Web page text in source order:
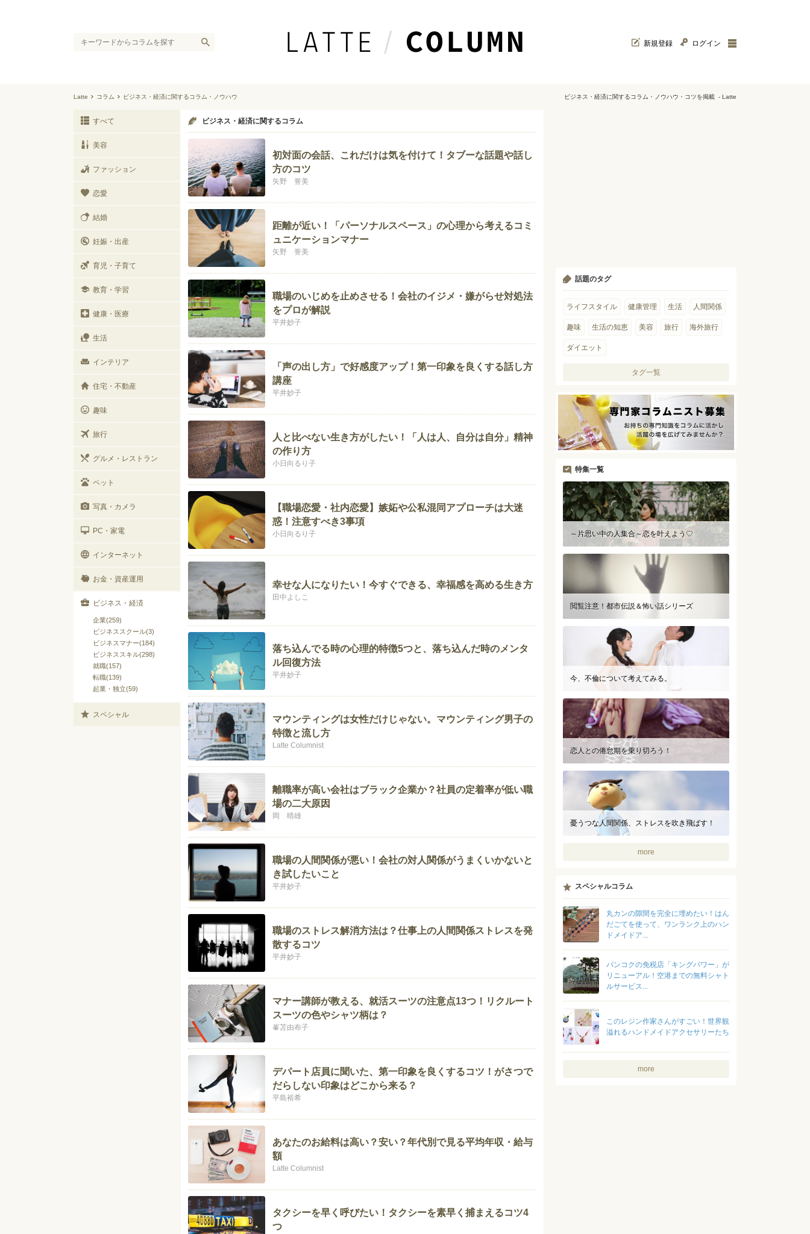
新規登録 ログイン
Latte コラム ビジネス・経済に関するコラム・ノウハウ ビジネス・経済に関するコラム・ノウハウ・コツを掲載 - Latte
すべて
美容
ファッション
恋愛
結婚
妊娠・出産
育児・子育て
教育・学習
健康・医療
生活
インテリア
住宅・不動産
趣味
旅行
グルメ・レストラン
ペット
写真・カメラ
PC・家電
インターネット
お金・資産運用
ビジネス・経済
企業(259)
ビジネススクール(3)
ビジネスマナー(184)
ビジネススキル(298)
就職(157)
転職(139)
起業・独立(59)
スペシャル
ビジネス・経済に関するコラム
初対面の会話、これだけは気を付けて！タブーな話題や話し
方のコツ
矢野 誉美
距離が近い！「パーソナルスペース」の心理から考えるコミ
ュニケーションマナー
矢野 誉美
職場のいじめを止めさせる！会社のイジメ・嫌がらせ対処法
をプロが解説
平井妙子
「声の出し方」で好感度アップ！第一印象を良くする話し方
講座
平井妙子
人と比べない生き方がしたい！「人は人、自分は自分」精神
の作り方
小日向るり子
【職場恋愛・社内恋愛】嫉妬や公私混同アプローチは大迷
惑！注意すべき3事項
小日向るり子
幸せな人になりたい！今すぐできる、幸福感を高める生き方
田中よしこ
落ち込んでる時の心理的特徴5つと、落ち込んだ時のメンタ
ル回復方法
平井妙子
マウンティングは女性だけじゃない。マウンティング男子の
特徴と流し方
Latte Columnist
離職率が高い会社はブラック企業か？社員の定着率が低い職
場の二大原因
岡 晴雄
職場の人間関係が悪い！会社の対人関係がうまくいかないと
き試したいこと
平井妙子
職場のストレス解消方法は？仕事上の人間関係ストレスを発
散するコツ
平井妙子
マナー講師が教える、就活スーツの注意点13つ！リクルート
スーツの色やシャツ柄は？
峯苫由布子
デパート店員に聞いた、第一印象を良くするコツ！がさつで
だらしない印象はどこから来る？
平島裕希
あなたのお給料は高い？安い？年代別で見る平均年収・給与
額
Latte Columnist
タクシーを早く呼びたい！タクシーを素早く捕まえるコツ4
つ
話題のタグ
ライフスタイル 健康管理 生活 人間関係
趣味 生活の知恵 美容 旅行 海外旅行
ダイエット
タグ一覧
特集一覧
～片思い中の人集合～恋を叶えよう♡
閲覧注意！都市伝説＆怖い話シリーズ
今、不倫について考えてみる。
恋人との倦怠期を乗り切ろう！
憂うつな人間関係、ストレスを吹き飛ばす！
more
スペシャルコラム
丸カンの隙間を完全に埋めたい！はん
だごてを使って、ワンランク上のハン
ドメイドア...
バンコクの免税店「キングパワー」が
リニューアル！空港までの無料シャト
ルサービス...
このレジン作家さんがすごい！世界観
溢れるハンドメイドアクセサリーたち
more